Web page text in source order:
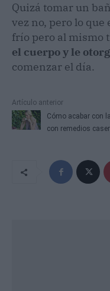
Quizá tomar un
vez no, pero lo que
frío pero al mismo
el cuerpo y le
comenzar el día.
Artículo anterior
Cómo acabar con
con remedios